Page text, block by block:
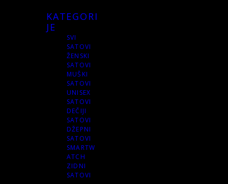
KATEGORI
JE
SVI
SATOVI
ŽENSKI
SATOVI
MUŠKI
SATOVI
UNISEX
SATOVI
DEČIJI
SATOVI
DŽEPNI
SATOVI
SMARTW
ATCH
ZIDNI
SATOVI